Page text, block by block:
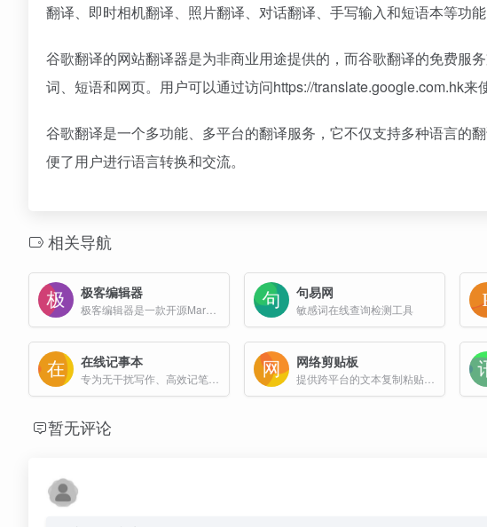
翻译、即时相机翻译、照片翻译、对话翻译、手写输入和短语本等功能
谷歌翻译的网站翻译器是为非商业用途提供的，而谷歌翻译的免费服
词、短语和网页。用户可以通过访问https://translate.google.com.hk来
谷歌翻译是一个多功能、多平台的翻译服务，它不仅支持多种语言的
便了用户进行语言转换和交流。
相关导航
极客编辑器 句易网
敏感词在线查询检测工具
在线记事本 网络剪贴板
提供跨平台的文本复制粘贴和全格式文件传送的在线工具
暂无评论